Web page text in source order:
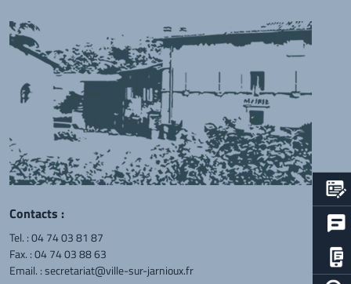
Contacts :
Tel. :04 74 03 81 87
Fax. : 04 74 03 88 63
Email. :secretariat@ville-sur-jarnioux.fr